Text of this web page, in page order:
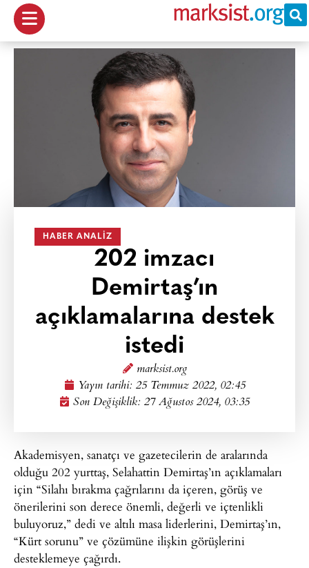
HABER ANALIZ
202 imzacı
Demirtaş’ın
açıklamalarına destek
istedi
marksist.org
Yayın tarihi: 25 Temmuz 2022, 02:45
Son Değişiklik: 27 Ağustos 2024, 03:35
Akademisyen, sanatçı ve gazetecilerin de aralarında
olduğu 202 yurttaş, Selahattin Demirtaş’ın açıklamaları
için “Silahı bırakma çağrılarını da içeren, görüş ve
önerilerini son derece önemli, değerli ve içtenlikli
buluyoruz,” dedi ve altılı masa liderlerini, Demirtaş’ın,
“Kürt sorunu” ve çözümüne ilişkin görüşlerini
desteklemeye çağırdı.